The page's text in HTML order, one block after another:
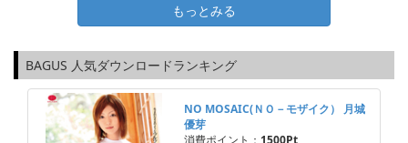
もっとみる
BAGUS 人気ダウンロードランキング
NO MOSAIC(ＮＯ－モザイク） 月城
優芽
消費ポイント： 1500Pt